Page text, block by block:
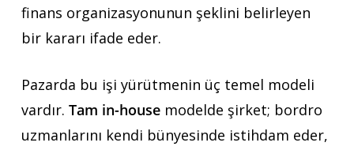
finans organizasyonunun şeklini belirleyen
bir kararı ifade eder.
Pazarda bu işi yürütmenin üç temel modeli
vardır. Tam in-housemodelde şirket; bordro
uzmanlarını kendi bünyesinde istihdam eder,